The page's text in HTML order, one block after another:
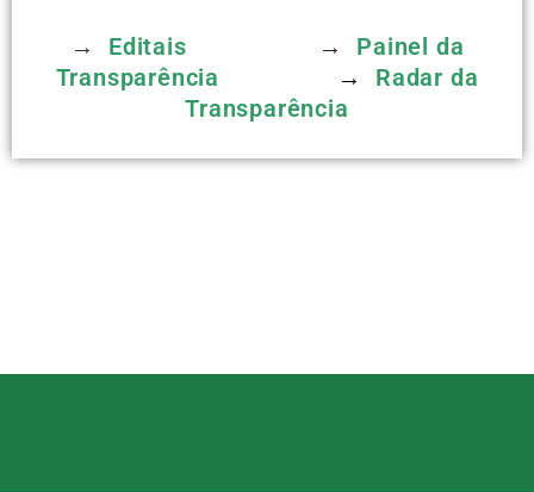
→ Editais →
Painel da
Transparência
→ Radar da
Transparência